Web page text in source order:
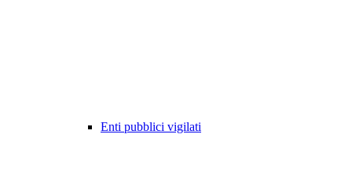
Enti pubblici vigilati